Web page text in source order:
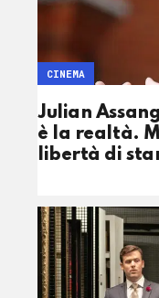
Julian
è la realtà.
libertà di
CINEMA